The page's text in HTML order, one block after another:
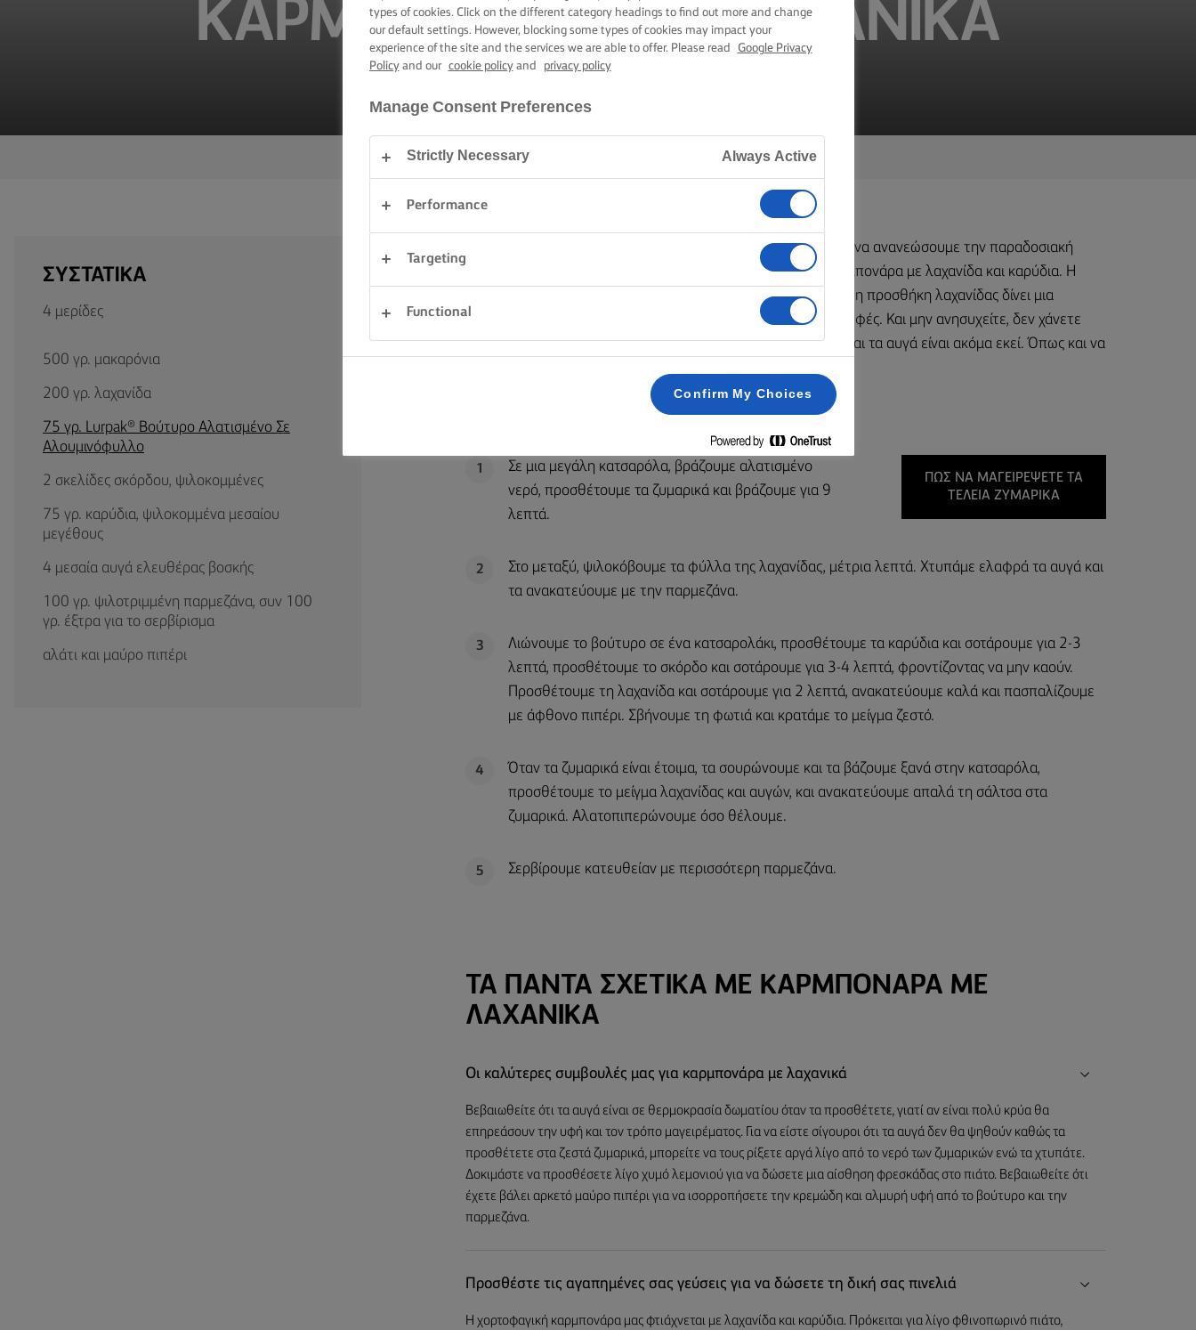
ΕΠΙΚΟΙΝΩΝΙΑ
Cyprus
(Greek)
ΚΑΡΜΠΟΝΆΡΑ ΜΕ ΛΑΧΑΝΙΚΆ
Home Συνταγές ΚΑΡΜΠΟΝΑΡΑ ΜΕ ΛΑΧΑΝΙΚΑ
ΣΥΣΤΑΤΙΚΑ
4 μερίδες
500 γρ. μακαρόνια
200 γρ. λαχανίδα
75 γρ. Lurpak® Βούτυρο Αλατισμένο Σε
Αλουμινόφυλλο
2 σκελίδες σκόρδου, ψιλοκομμένες
75 γρ. καρύδια, ψιλοκομμένα μεσαίου
μεγέθους
4 μεσαία αυγά ελευθέρας βοσκής
100 γρ. ψιλοτριμμένη παρμεζάνα, συν 100
γρ. έξτρα για το σερβίρισμα
αλάτι και μαύρο πιπέρι
Η καρμπονάρα είναι ένα κλασικό πιάτο αλλά μπορούμε άνετα να ανανεώσουμε την παραδοσιακή
συνταγή! Σε αυτήν τη συνταγή, φτιάχνουμε χορτοφαγική καρμπονάρα με λαχανίδα και καρύδια. Η
καρμπονάρα μπορεί να είναι βαρύ φαγητό για κάποιους, αλλά η προσθήκη λαχανίδας δίνει μια
διαφορετική ισορροπία. Η λαχανίδα είναι γεμάτη γεύσεις και υφές. Και μην ανησυχείτε, δεν χάνετε
την υπέροχη κρεμώδη υφή – αυτή προέρχεται από τα αυγά, και τα αυγά είναι ακόμα εκεί. Όπως και να
1
Σε μια μεγάλη κατσαρόλα, βράζουμε αλατισμένο
νερό, προσθέτουμε τα ζυμαρικά και βράζουμε για 9
λεπτά.
ΠΏΣ ΝΑ ΜΑΓΕΙΡΈΨΕΤΕ ΤΑ
ΤΈΛΕΙΑ ΖΥΜΑΡΙΚΆ
2
Στο μεταξύ, ψιλοκόβουμε τα φύλλα της λαχανίδας, μέτρια λεπτά. Χτυπάμε ελαφρά τα αυγά και
τα ανακατεύουμε με την παρμεζάνα.
3
Λιώνουμε το βούτυρο σε ένα κατσαρολάκι, προσθέτουμε τα καρύδια και σοτάρουμε για 2-3
λεπτά, προσθέτουμε το σκόρδο και σοτάρουμε για 3-4 λεπτά, φροντίζοντας να μην καούν.
Προσθέτουμε τη λαχανίδα και σοτάρουμε για 2 λεπτά, ανακατεύουμε καλά και πασπαλίζουμε
με άφθονο πιπέρι. Σβήνουμε τη φωτιά και κρατάμε το μείγμα ζεστό.
4
Όταν τα ζυμαρικά είναι έτοιμα, τα σουρώνουμε και τα βάζουμε ξανά στην κατσαρόλα,
προσθέτουμε το μείγμα λαχανίδας και αυγών, και ανακατεύουμε απαλά τη σάλτσα στα
ζυμαρικά. Αλατοπιπερώνουμε όσο θέλουμε.
5 Σερβίρουμε κατευθείαν με περισσότερη παρμεζάνα.
ΤΑ ΠΆΝΤΑ ΣΧΕΤΙΚΆ ΜΕ ΚΑΡΜΠΟΝΑΡΑ ΜΕ
ΛΑΧΑΝΙΚΑ
Οι καλύτερες συμβουλές μας για καρμπονάρα με λαχανικά
Βεβαιωθείτε ότι τα αυγά είναι σε θερμοκρασία δωματίου όταν τα προσθέτετε, γιατί αν είναι πολύ κρύα θα
επηρεάσουν την υφή και τον τρόπο μαγειρέματος. Για να είστε σίγουροι ότι τα αυγά δεν θα ψηθούν καθώς τα
προσθέτετε στα ζεστά ζυμαρικά, μπορείτε να τους ρίξετε αργά λίγο από το νερό των ζυμαρικών ενώ τα χτυπάτε.
Δοκιμάστε να προσθέσετε λίγο χυμό λεμονιού για να δώσετε μια αίσθηση φρεσκάδας στο πιάτο. Βεβαιωθείτε ότι
έχετε βάλει αρκετό μαύρο πιπέρι για να ισορροπήσετε την κρεμώδη και αλμυρή υφή από το βούτυρο και την
παρμεζάνα.
Προσθέστε τις αγαπημένες σας γεύσεις για να δώσετε τη δική σας πινελιά
Η χορτοφαγική καρμπονάρα μας φτιάχνεται με λαχανίδα και καρύδια. Πρόκειται για λίγο φθινοπωρινό πιάτο,
types of cookies. Click on the different category headings to find out more and change
our default settings. However, blocking some types of cookies may impact your
experience of the site and the services we are able to offer. Please read
Google Privacy
Policyand our cookie policyand privacy policy
Manage Consent Preferences
Strictly Necessary Always Active
Performance
Targeting
Functional
Confirm My Choices